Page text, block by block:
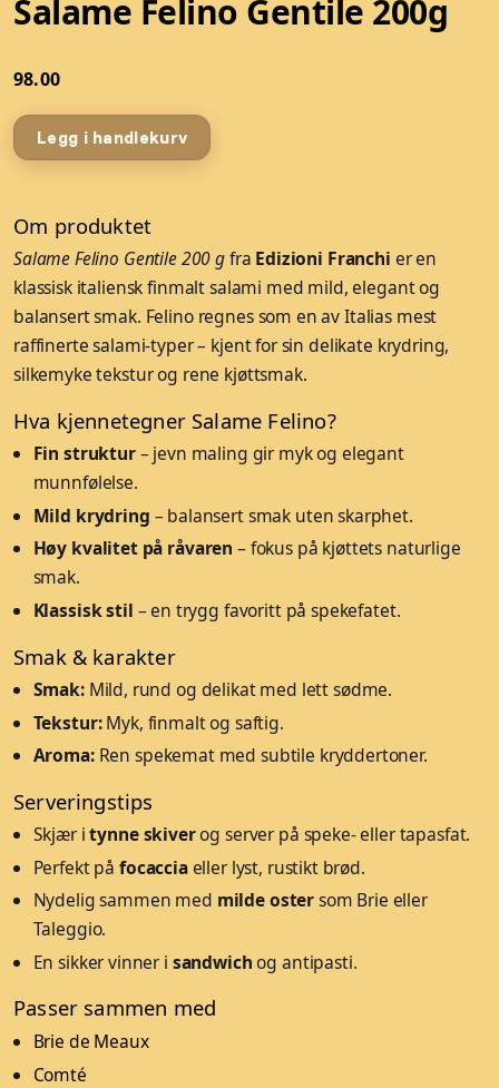
Salame Felino Gentile 200g
98.00
Legg i handlekurv
Om produktet
Salame Felino Gentile 200 gfra Edizioni Franchi er en
klassisk italiensk finmalt salami med mild, elegant og
balansert smak. Felino regnes som en av Italias mest
raffinerte salami-typer – kjent for sin delikate krydring,
silkemyke tekstur og rene kjøttsmak.
Hva kjennetegner Salame Felino?
Fin struktur– jevn maling gir myk og elegant
munnfølelse.
Mild krydring – balansert smak uten skarphet.
Høy kvalitet på råvaren – fokus på kjøttets naturlige
smak.
Klassisk stil – en trygg favoritt på spekefatet.
Smak & karakter
Smak:Mild, rund og delikat med lett sødme.
Tekstur:Myk, finmalt og saftig.
Aroma:Ren spekemat med subtile kryddertoner.
Serveringstips
Skjær itynne skiverog server på speke- eller tapasfat.
Perfekt på focacciaeller lyst, rustikt brød.
Nydelig sammen med milde ostersom Brie eller
Taleggio.
En sikker vinner i sandwichog antipasti.
Passer sammen med
Brie de Meaux
Comté